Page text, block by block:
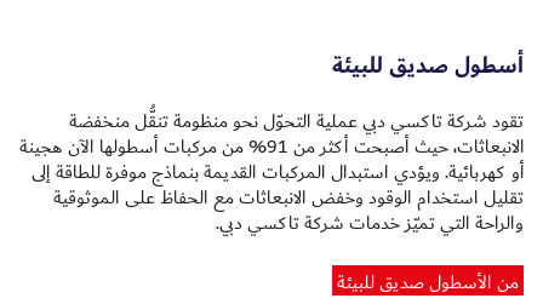
أسطول صديق للبيئة
تقود شركة تاكسي دبي عملية التحوّل نحو منظومة تنقُّل منخفضة
الانبعاثات، حيث أصبحت أكثر من 91% من مركبات أسطولها الآن هجينة
أو كهربائية. ويؤدي استبدال المركبات القديمة بنماذج موفرة للطاقة إلى
تقليل استخدام الوقود وخفض الانبعاثات مع الحفاظ على الموثوقية
والراحة التي تميّز خدمات شركة تاكسي دبي.
من الأسطول صديق للبيئة